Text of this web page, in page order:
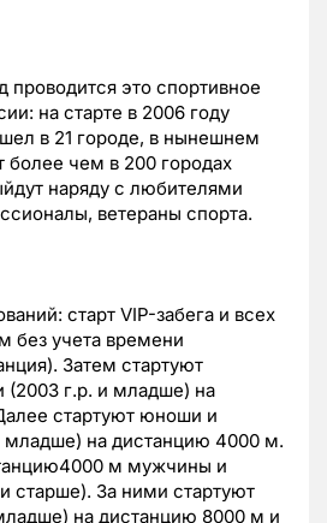
проводится это спортивное
на старте в 2006 году
в 21 городе, в нынешнем
более чем в 200 городах
наряду с любителями
ветераны спорта.
старт VIP-забега и всех
без учета времени
Затем стартуют
(2003 г.р. и младше) на
стартуют юноши и
младше) на дистанцию 4000 м.
м мужчины и
старше). За ними стартуют
на дистанцию 8000 м и